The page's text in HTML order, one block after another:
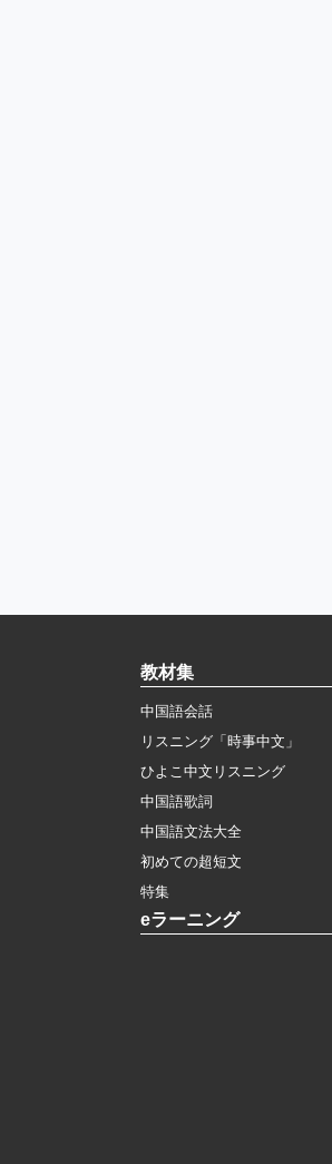
教材集
中国語会話
リスニング「時事中文」
ひよこ中文リスニング
中国語歌詞
中国語文法大全
初めての超短文
特集
eラーニング